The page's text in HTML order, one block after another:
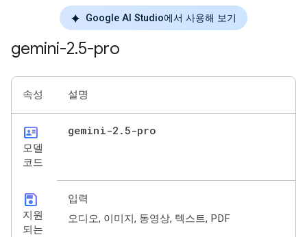
Google AI Studio에서 사용해 보기
gemini-2.5-pro
속성 설명
id_card
모델
코드
gemini-2 .5-pro
save
지원
되는
입력
오디오, 이미지, 동영상, 텍스트, PDF